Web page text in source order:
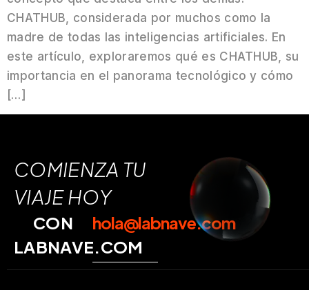
CHATHUB, considerada por muchos como la
madre de todas las inteligencias artificiales. En
este artículo, exploraremos qué es CHATHUB, su
importancia en el panorama tecnológico y cómo
[…]
COMIENZA TU
VIAJE HOY
CON
LABNAVE.COM
hola@labnave.com